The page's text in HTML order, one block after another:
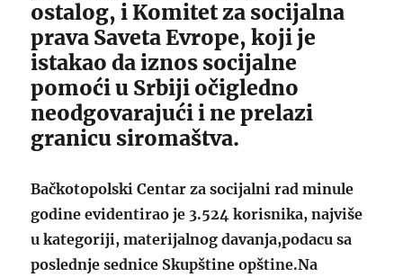
ostalog, i Komitet za socijalna
prava Saveta Evrope, koji je
istakao da iznos socijalne
pomoći u Srbiji očigledno
neodgovarajući i ne prelazi
granicu siromaštva.
Bačkotopolski Centar za socijalni rad minule
godine evidentirao je 3.524 korisnika, najviše
u kategoriji, materijalnog davanja,podacu sa
poslednje sednice Skupštine opštine.Na